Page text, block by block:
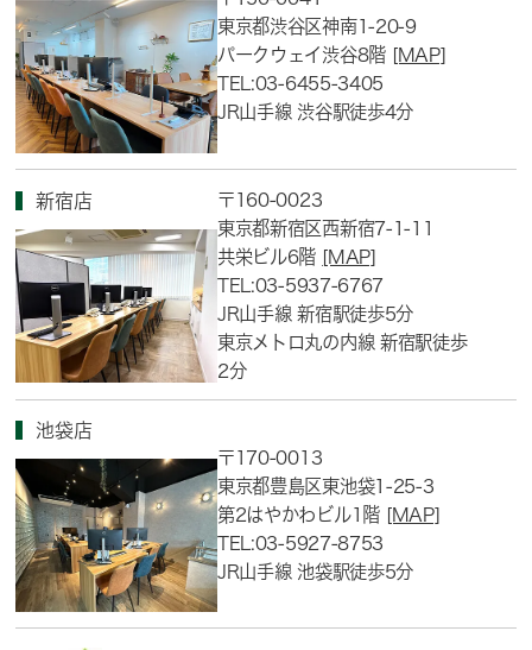
東京都渋谷区神南1-20-9
パークウェイ渋谷8階 [MAP]
TEL:03-6455-3405
JR山手線 渋谷駅徒歩4分
新宿店
〒160-0023
東京都新宿区西新宿7-1-11
共栄ビル6階 [MAP]
TEL:03-5937-6767
JR山手線 新宿駅徒歩5分
東京メトロ丸の内線 新宿駅徒歩
2分
池袋店
〒170-0013
東京都豊島区東池袋1-25-3
第2はやかわビル1階 [MAP]
TEL:03-5927-8753
JR山手線 池袋駅徒歩5分